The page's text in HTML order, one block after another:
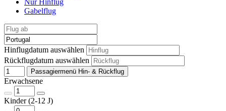
Nur Hinflug
Gabelflug
Hinflugdatum auswählen
Rückflugdatum auswählen
Passagiermenü Hin- & Rückflug
Erwachsene
Kinder (2-12 J)